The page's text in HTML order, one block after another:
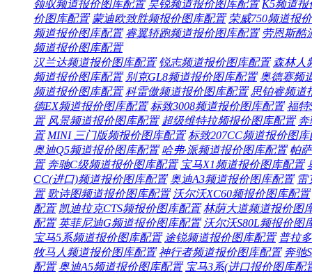
领驭频道报价图库配置 昊锐频道报价图库配置 K5频道报
价图库配置 蒙迪欧致胜频报价图库配置 荣威750频道报价
频道报价图库配置 睿翼轿跑频道报价图库配置 劳恩斯酷
频道报价图库配置
汉兰达频道报价图库配置 锐志频道报价图库配置 森林人
频道报价图库配置 别克GL8频道报价图库配置 奥德赛频
频道报价图库配置 科雷傲频道报价图库配置 思铂睿频道
德EX频道报价图库配置 标致3008频道报价图库配置 福特
置 风景频道报价图库配置 超级维特拉频报价图库配置
置 MINI 三门版频报价图库配置 标致207CC频道报价图库
奥迪Q5频道报价图库配置 哈弗·派频道报价图库配置 帕
置 奔驰C级频道报价图库配置 宝马X1频道报价图库配置
CC(进口)频道报价图库配置 奥迪A3频道报价图库配置 雷
置 歌诗图频道报价图库配置 沃尔沃XC60频报价图库配置
配置 凯迪拉克CTS频报价图库配置 林荫大道频道报价图
配置 英菲尼迪G频道报价图库配置 沃尔沃S80L频报价图
宝马5系频道报价图库配置 途锐频道报价图库配置 普拉
牧马人频道报价图库配置 神行者频道报价图库配置 奔驰
配置 奥迪A5频道报价图库配置 宝马3系(进口报价图库配